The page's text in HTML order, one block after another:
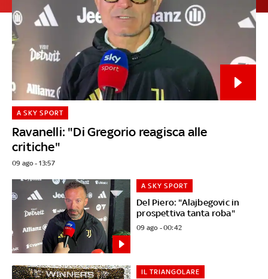
Ravanelli: "Di Gregorio reagisca alle
critiche"
A SKY SPORT
09 ago - 13:57
Del Piero: "Alajbegovic in
prospettiva tanta roba"
A SKY SPORT
09 ago - 00:42
IL TRIANGOLARE